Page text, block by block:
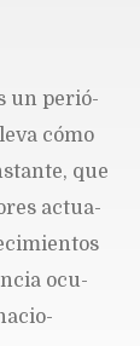
un pe­rió­
cómo
que
ac­tua­
ocu­